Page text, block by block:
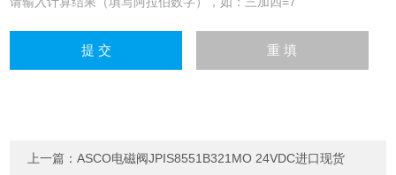
上一篇：ASCO电磁阀JPIS8551B321MO 24VDC进口现货